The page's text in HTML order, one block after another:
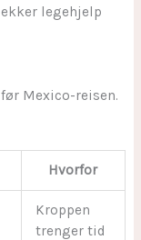
legehjelp
Mexico-reisen.
Hvorfor
Kroppen
trenger tid